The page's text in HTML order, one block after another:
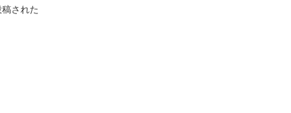
稿された